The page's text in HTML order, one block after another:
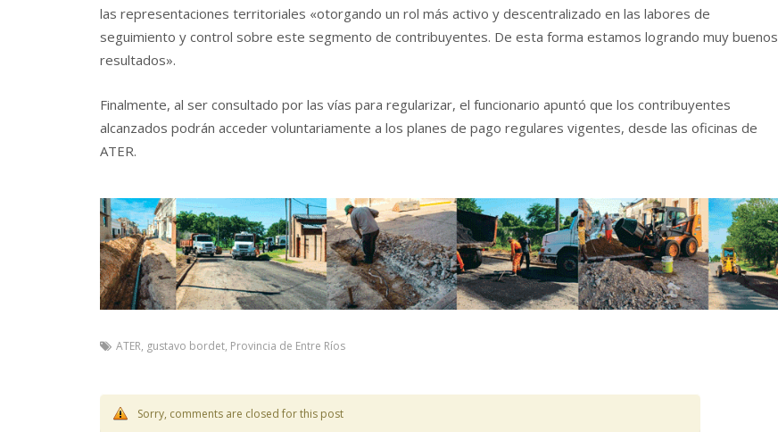
las representaciones territoriales «otorgando un rol más activo y descentralizado en las labores de
seguimiento y control sobre este segmento de contribuyentes. De esta forma estamos logrando muy buenos
resultados».
Finalmente, al ser consultado por las vías para regularizar, el funcionario apuntó que los contribuyentes
alcanzados podrán acceder voluntariamente a los planes de pago regulares vigentes, desde las oficinas de
ATER.
ATER, gustavo bordet, Provincia de Entre Ríos
Sorry, comments are closed for this post